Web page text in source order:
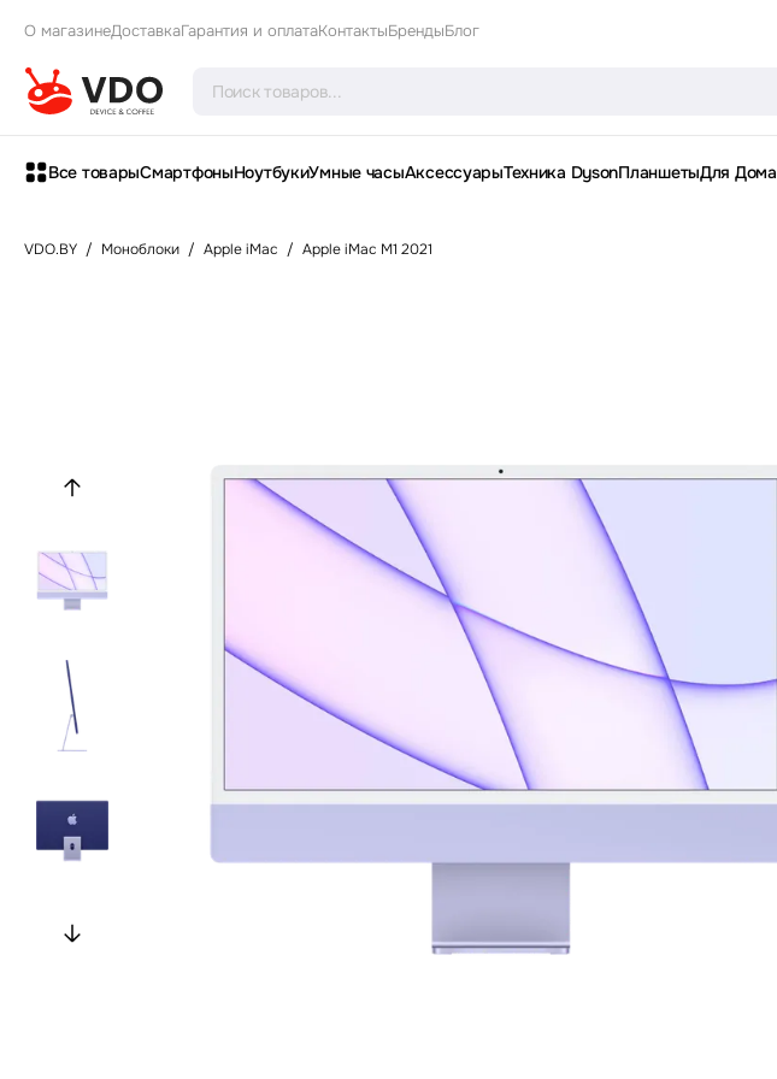
О магазинеДоставкаГарантия и оплатаКонтактыБрендыБлог
Все товарыСмартфоныНоутбукиУмные часыАксессуарыТехника DysonПланшетыДля Дома
VDO.BY / Моноблоки / Apple iMac / Apple iMac M1 2021